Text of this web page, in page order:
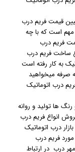
قیمت فریم درب
مهم است که با چه
فریم درب
ساخت فریم درب
به کار رفته است
صرفه میخواهید
درب اتوماتیک
رنگ ها تولید و روانه
انواع فریم درب
درب اتوماتیک
فریم درب
درب در ارتباط